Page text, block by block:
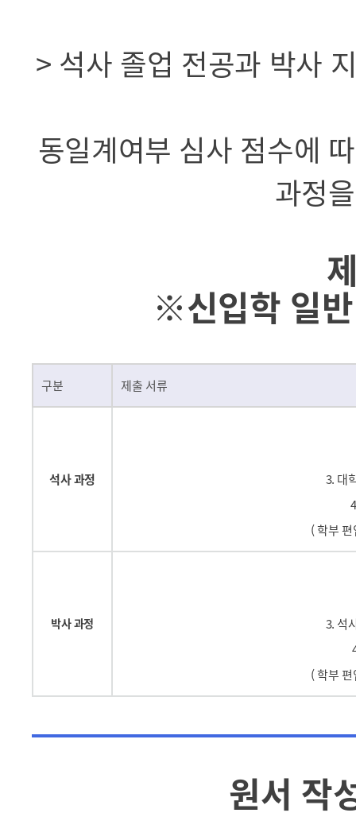
> 석사 졸업 전공과 박사
동일계여부 심사 점수에
과정
※신입학 일
구분 제출 서류
석사 과정
3. 대
( 학부
박사 과정
3. 석
( 학부
원서 작